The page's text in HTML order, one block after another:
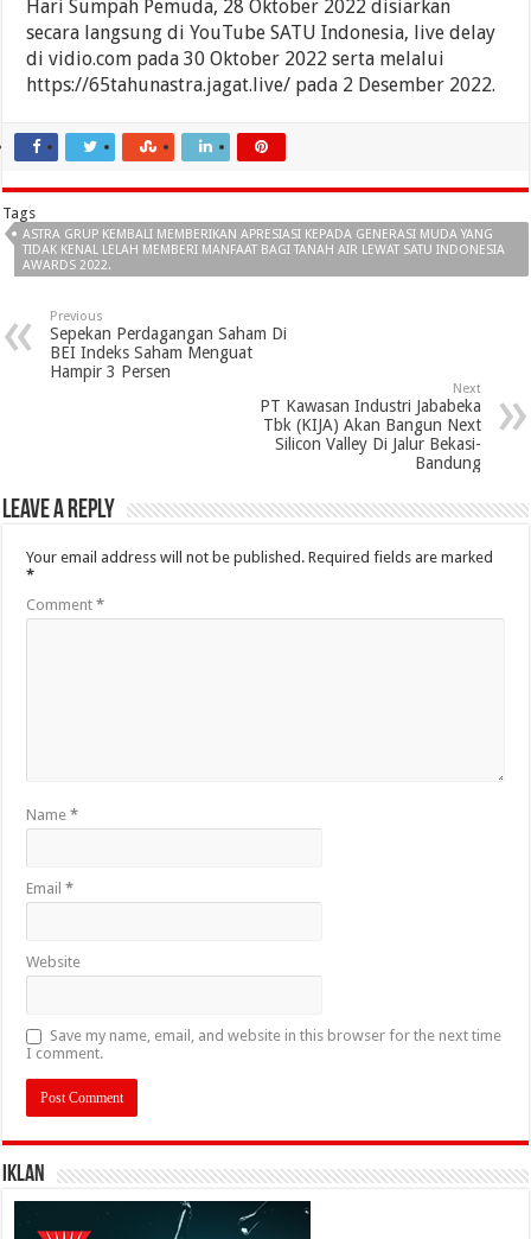
Hari Sumpah Pemuda, 28 Oktober 2022 disiarkan
secara langsung di YouTube SATU Indonesia, live delay
di vidio.com pada 30 Oktober 2022 serta melalui
https://65tahunastra.jagat.live/ pada 2 Desember 2022.
Tags
ASTRA GRUP KEMBALI MEMBERIKAN APRESIASI KEPADA GENERASI MUDA YANG
TIDAK KENAL LELAH MEMBERI MANFAAT BAGI TANAH AIR LEWAT SATU INDONESIA
AWARDS 2022.
Previous
Sepekan Perdagangan Saham Di
BEI Indeks Saham Menguat
Hampir 3 Persen
Next
PT Kawasan Industri Jababeka
Tbk (KIJA) Akan Bangun Next
Silicon Valley Di Jalur Bekasi-
Bandung
Leave a Reply
Your email address will not be published. Required fields are marked
*
Comment*
Name*
Email*
Website
Save my name, email, and website in this browser for the next time
I comment.
IKLAN